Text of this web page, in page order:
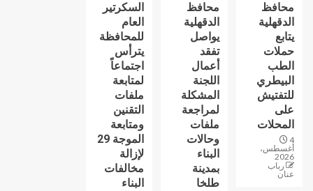
محافظ
الدقهلية
يتابع
حملات
الطب
البيطري
للتفتيش
على
المحلات
4
أغسطس،
2026
رباب
عنان
محافظ
الدقهلية
يواصل
تفقد
أعمال
اللجنة
المشكلة
لمراجعة
ملفات
وحالات
البناء
بمدينة
طلخا
السكرتير
العام
للمحافظة
يترأس
اجتماعاً
لمتابعة
ملفات
التقنين
ومتابعة
الموجة 29
لإزالة
مخالفات
البناء